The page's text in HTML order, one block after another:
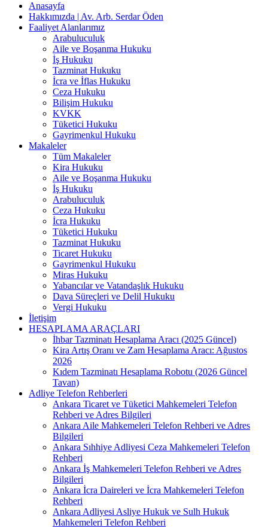
Anasayfa
Hakkımızda | Av. Arb. Serdar Öden
Faaliyet Alanlarımız
Arabuluculuk
Aile ve Boşanma Hukuku
İş Hukuku
Tazminat Hukuku
İcra ve İflas Hukuku
Ceza Hukuku
Bilişim Hukuku
KVKK
Tüketici Hukuku
Gayrimenkul Hukuku
Makaleler
Tüm Makaleler
Kira Hukuku
Aile ve Boşanma Hukuku
İş Hukuku
Arabuluculuk
Ceza Hukuku
İcra Hukuku
Tüketici Hukuku
Tazminat Hukuku
Ticaret Hukuku
Gayrimenkul Hukuku
Miras Hukuku
Yabancılar ve Vatandaşlık Hukuku
Dava Süreçleri ve Delil Hukuku
Vergi Hukuku
İletişim
HESAPLAMA ARAÇLARI
İhbar Tazminatı Hesaplama Aracı (2025 Güncel)
Kira Artış Oranı ve Zam Hesaplama Aracı: Ağustos
2026
Kıdem Tazminatı Hesaplama Robotu (2026 Güncel
Tavan)
Adliye Telefon Rehberleri
Ankara Ticaret ve Tüketici Mahkemeleri Telefon
Rehberi ve Adres Bilgileri
Ankara Aile Mahkemeleri Telefon Rehberi ve Adres
Bilgileri
Ankara Sıhhiye Adliyesi Ceza Mahkemeleri Telefon
Rehberi
Ankara İş Mahkemeleri Telefon Rehberi ve Adres
Bilgileri
Ankara İcra Daireleri ve İcra Mahkemeleri Telefon
Rehberi
Ankara Adliyesi Asliye Hukuk ve Sulh Hukuk
Mahkemeleri Telefon Rehberi